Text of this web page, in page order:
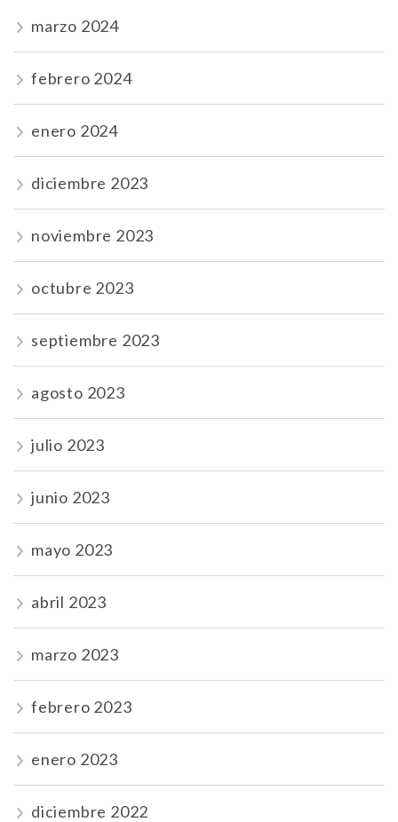
marzo 2024
febrero 2024
enero 2024
diciembre 2023
noviembre 2023
octubre 2023
septiembre 2023
agosto 2023
julio 2023
junio 2023
mayo 2023
abril 2023
marzo 2023
febrero 2023
enero 2023
diciembre 2022